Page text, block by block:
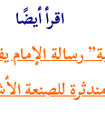
اقرأ أيضًا
رسالة
للصنعة